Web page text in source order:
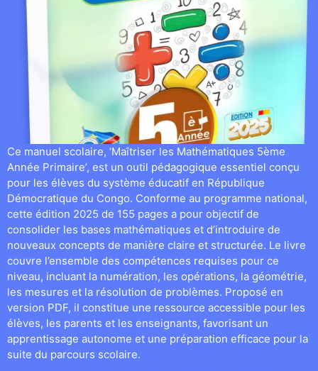
Ce manuel scolaire, ‘Maîtriser les Mathématiques 5ème
Année Primaire’, est un outil pédagogique essentiel conçu
pour les élèves du système éducatif en République
Démocratique du Congo. Conforme au programme national,
cette édition 2025 de 155 pages a pour objectif de
consolider les bases mathématiques et d’introduire de
nouveaux concepts de manière claire et structurée. Le livre
couvre l’ensemble des compétences requises pour ce
niveau, incluant la numération, les opérations, la géométrie,
les mesures et la résolution de problèmes. Proposé en
version PDF, il constitue une ressource accessible pour les
élèves, les parents et les enseignants, favorisant un
apprentissage autonome et une préparation efficace pour la
suite du parcours scolaire.